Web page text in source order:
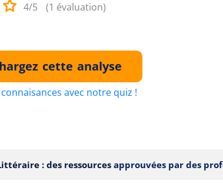
4/5 (1 évaluation)
cette analyse
avec notre quiz !
: des ressources approuvées par des